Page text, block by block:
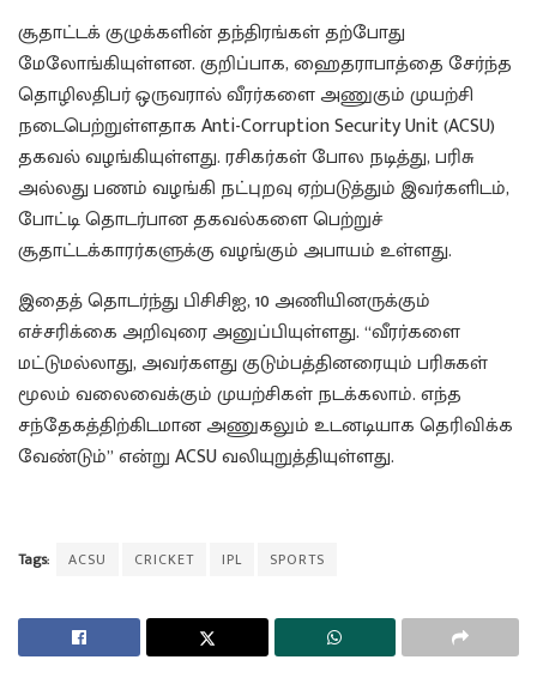
சூதாட்டக் குழுக்களின் தந்திரங்கள் தற்போது
மேலோங்கியுள்ளன. குறிப்பாக, ஹைதராபாத்தை சேர்ந்த
தொழிலதிபர் ஒருவரால் வீரர்களை அணுகும் முயற்சி
நடைபெற்றுள்ளதாக Anti-Corruption Security Unit (ACSU)
தகவல் வழங்கியுள்ளது. ரசிகர்கள் போல நடித்து, பரிசு
அல்லது பணம் வழங்கி நட்புறவு ஏற்படுத்தும் இவர்களிடம்,
போட்டி தொடர்பான தகவல்களை பெற்றுச்
சூதாட்டக்காரர்களுக்கு வழங்கும் அபாயம் உள்ளது.
இதைத் தொடர்ந்து பிசிசிஐ, 10 அணியினருக்கும்
எச்சரிக்கை அறிவுரை அனுப்பியுள்ளது. “வீரர்களை
மட்டுமல்லாது, அவர்களது குடும்பத்தினரையும் பரிசுகள்
மூலம் வலைவைக்கும் முயற்சிகள் நடக்கலாம். எந்த
சந்தேகத்திற்கிடமான அணுகலும் உடனடியாக தெரிவிக்க
வேண்டும்” என்று ACSU வலியுறுத்தியுள்ளது.
Tags: ACSU CRICKET IPL SPORTS